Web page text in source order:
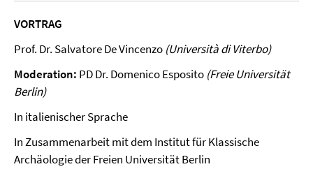
VORTRAG
Prof. Dr. Salvatore De Vincenzo (Università di Viterbo)
Moderation: PD Dr. Domenico Esposito (Freie Universität
Berlin)
In italienischer Sprache
In Zusammenarbeit mit dem Institut für Klassische
Archäologie der Freien Universität Berlin